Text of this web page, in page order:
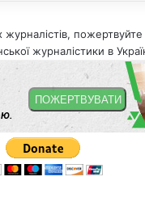
журналістики в